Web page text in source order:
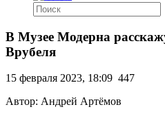
В Музее Модерна
Врубеля
15 февраля 2023, 18:09 447
Автор: Андрей Артёмов